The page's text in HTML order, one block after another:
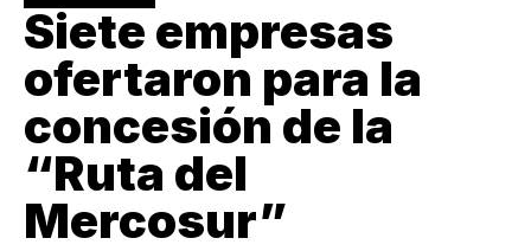
Siete empresas
ofertaron para la
concesión de la
“Ruta del
Mercosur”